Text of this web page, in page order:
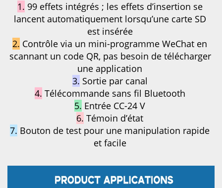
1. 99 effets intégrés ; les effets d’insertion se
lancent automatiquement lorsqu’une carte SD
est insérée
2. Contrôle via un mini-programme WeChat en
scannant un code QR, pas besoin de télécharger
une application
3. Sortie par canal
4. Télécommande sans fil Bluetooth
5. Entrée CC-24 V
6. Témoin d’état
7. Bouton de test pour une manipulation rapide
et facile